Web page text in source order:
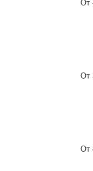
От
От
От